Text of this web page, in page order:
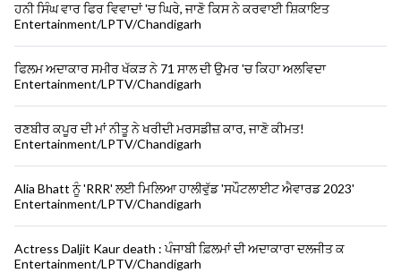
ਹਨੀ ਸਿੰਘ ਵਾਰ ਫਿਰ ਵਿਵਾਦਾਂ 'ਚ ਘਿਰੇ, ਜਾਣੋ ਕਿਸ ਨੇ ਕਰਵਾਈ ਸ਼ਿਕਾਇਤ
Entertainment/LPTV/Chandigarh
ਫਿਲਮ ਅਦਾਕਾਰ ਸਮੀਰ ਖੱਕੜ ਨੇ 71 ਸਾਲ ਦੀ ਉਮਰ 'ਚ ਕਿਹਾ ਅਲਵਿਦਾ
Entertainment/LPTV/Chandigarh
ਰਣਬੀਰ ਕਪੂਰ ਦੀ ਮਾਂ ਨੀਤੂ ਨੇ ਖਰੀਦੀ ਮਰਸਡੀਜ਼ ਕਾਰ, ਜਾਣੋ ਕੀਮਤ!
Entertainment/LPTV/Chandigarh
Alia Bhatt ਨੂੰ 'RRR' ਲਈ ਮਿਲਿਆ ਹਾਲੀਵੁੱਡ 'ਸਪੌਟਲਾਈਟ ਐਵਾਰਡ 2023'
Entertainment/LPTV/Chandigarh
Actress Daljit Kaur death : ਪੰਜਾਬੀ ਫ਼ਿਲਮਾਂ ਦੀ ਅਦਾਕਾਰਾ ਦਲਜੀਤ ਕ
Entertainment/LPTV/Chandigarh